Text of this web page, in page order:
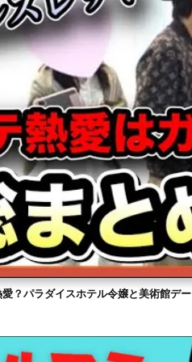
愛？パラダイスホテル令嬢と美術館デ